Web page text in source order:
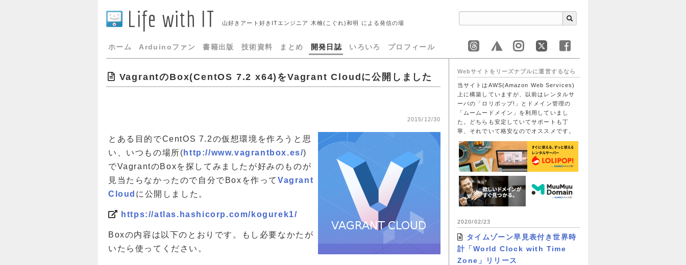
Life with IT 山好きアート好きITエンジニア 木檜(こぐれ)和明 による発信の場
ホーム Arduinoファン 書籍出版 技術資料 まとめ 開発日誌 いろいろ プロフィール
VagrantのBox(CentOS 7.2 x64)をVagrant Cloudに公開しました
2015/12/30
とある目的でCentOS 7.2の仮想環境を作ろうと思
い、いつもの場所( http://www.vagrantbox.es/)
でVagrantのBoxを探してみましたが好みのものが
見当たらなかったので自分でBoxを作ってVagrant
Cloud に公開しました。
https://atlas.hashicorp.com/kogurek1/
Boxの内容は以下のとおりです。もし必要なかたが
いたら使ってください。
Webサイトをリーズナブルに運営するなら
当サイトはAWS(Amazon Web Services)
上に構築していますが、以前はレンタルサ
ーバの「ロリポップ!」とドメイン管理の
「ムームードメイン」を利用していまし
た。どちらも安定していてサポートも丁
寧、それでいて格安なのでオススメです。
2020/02/23
タイムゾーン早見表付き世界時
計「World Clock with Time
Zone」リリース